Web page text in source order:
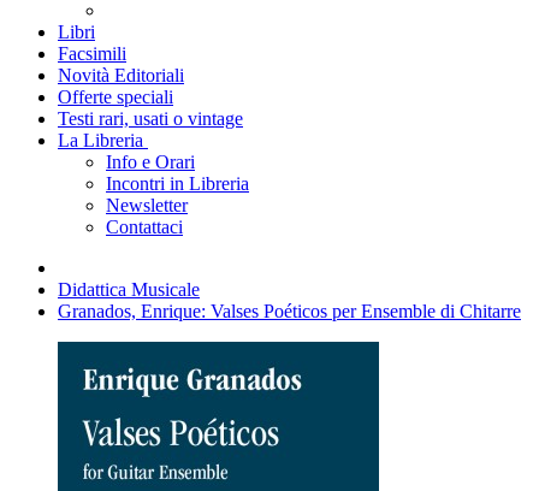
Libri
Facsimili
Novità Editoriali
Offerte speciali
Testi rari, usati o vintage
La Libreria
Info e Orari
Incontri in Libreria
Newsletter
Contattaci
Didattica Musicale
Granados, Enrique: Valses Poéticos per Ensemble di Chitarre